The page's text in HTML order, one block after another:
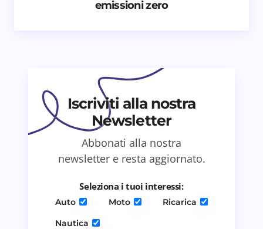
Salva il mio nome e email in questo browser
per il prossimo commento.
Invia commento
emissioni zero
Iscriviti alla nostra
Newsletter
Abbonati alla nostra
newsletter e resta aggiornato.
Seleziona i tuoi interessi:
Auto Moto
Ricarica
Nautica